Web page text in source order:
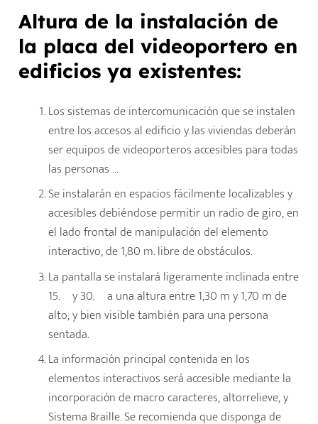
Altura de la instalación de
la placa del videoportero en
edificios ya existentes:
Los sistemas de intercomunicación que se instalen
entre los accesos al edificio y las viviendas deberán
ser equipos de videoporteros accesibles para todas
las personas …
Se instalarán en espacios fácilmente localizables y
accesibles debiéndose permitir un radio de giro, en
el lado frontal de manipulación del elemento
interactivo, de 1,80 m. libre de obstáculos.
La pantalla se instalará ligeramente inclinada entre
15.º y 30.º a una altura entre 1,30 m y 1,70 m de
alto, y bien visible también para una persona
sentada.
La información principal contenida en los
elementos interactivos será accesible mediante la
incorporación de macro caracteres, altorrelieve, y
Sistema Braille. Se recomienda que disponga de